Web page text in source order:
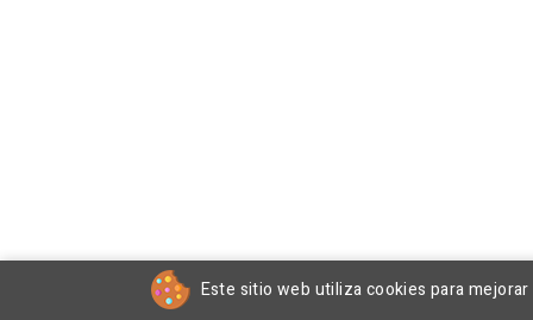
Este sitio web utiliza cookies para